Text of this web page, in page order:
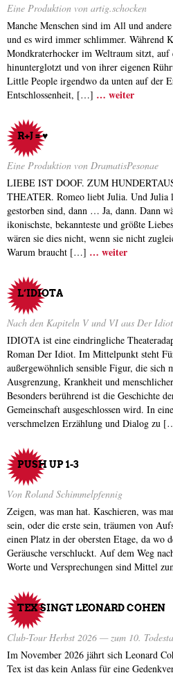
Eine Produktion von artig.schocken
Manche Menschen sind im All und
und es wird immer schlimmer. Während
Mondkraterhocker im Weltraum sitzt,
hinunterglotzt und von ihrer eigenen
Little People irgendwo da unten auf der
Entschlossenheit, […] … weiter
R+J = ♥
Eine Produktion von DramatisPesonae
LIEBE IST DOOF. ZUM
THEATER. Romeo liebt Julia. Und Julia
gestorben sind, dann … Ja, dann. Dann
ikonischste, bekannteste und größte
wären sie dies nicht, wenn sie nicht
Warum braucht […] … weiter
L‘IDIOTA
Nach den Kapiteln V und VI aus Der
IDIOTA ist eine eindringliche
Roman Der Idiot. Im Mittelpunkt steht
außergewöhnlich sensible Figur, die sich
Ausgrenzung, Krankheit und
Besonders berührend ist die Geschichte
Gemeinschaft ausgeschlossen wird. In
verschmelzen Erzählung und Dialog zu
PUSH UP 1-3
Von Roland Schimmelpfennig
Zeigen, was man hat. Kaschieren, was
sein, oder die erste sein, träumen von
einen Platz in der obersten Etage, da wo
Geräusche verschluckt. Auf dem Weg
Worte und Versprechungen sind Mittel
TEX SINGT LEONARD COHEN
Club-Tour Herbst 2026 — zum 10.
Im November 2026 jährt sich Leonard
Tex ist das kein Anlass für eine